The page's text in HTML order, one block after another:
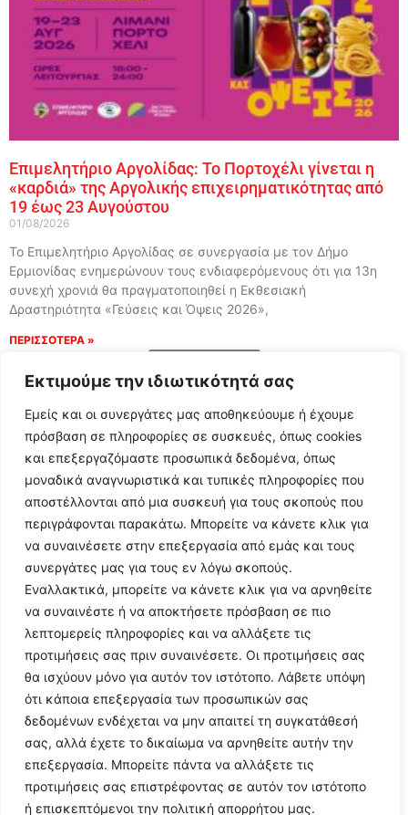
Εκτιμούμε την ιδιωτικότητά σας
Εμείς και οι συνεργάτες μας αποθηκεύουμε ή έχουμε
πρόσβαση σε πληροφορίες σε συσκευές, όπως cookies
και επεξεργαζόμαστε προσωπικά δεδομένα, όπως
μοναδικά αναγνωριστικά και τυπικές πληροφορίες που
αποστέλλονται από μια συσκευή για τους σκοπούς που
περιγράφονται παρακάτω. Μπορείτε να κάνετε κλικ για
να συναινέσετε στην επεξεργασία από εμάς και τους
συνεργάτες μας για τους εν λόγω σκοπούς.
Εναλλακτικά, μπορείτε να κάνετε κλικ για να αρνηθείτε
να συναινέστε ή να αποκτήσετε πρόσβαση σε πιο
λεπτομερείς πληροφορίες και να αλλάξετε τις
προτιμήσεις σας πριν συναινέσετε. Οι προτιμήσεις σας
θα ισχύουν μόνο για αυτόν τον ιστότοπο. Λάβετε υπόψη
ότι κάποια επεξεργασία των προσωπικών σας
δεδομένων ενδέχεται να μην απαιτεί τη συγκατάθεσή
σας, αλλά έχετε το δικαίωμα να αρνηθείτε αυτήν την
επεξεργασία. Μπορείτε πάντα να αλλάξετε τις
προτιμήσεις σας επιστρέφοντας σε αυτόν τον ιστότοπο
ή επισκεπτόμενοι την πολιτική απορρήτου μας.
Επιμελητήριο Αργολίδας: Το Πορτοχέλι γίνεται η
«καρδιά» της Αργολικής επιχειρηματικότητας από
19 έως 23 Αυγούστου
01/08/2026
Το Επιμελητήριο Αργολίδας σε συνεργασία με τον Δήμο
Ερμιονίδας ενημερώνουν τους ενδιαφερόμενους ότι για 13η
συνεχή χρονιά θα πραγματοποιηθεί η Εκθεσιακή
Δραστηριότητα «Γεύσεις και Όψεις 2026»,
ΠΕΡΙΣΣΟΤΕΡΑ »
Follow Us
© 2024 All Rights Reserved
Η ιστοσελίδαargolikianaptiksi.grείναι πιστοποιημένη στο
ηλεκτρονικό Μητρώο Ηλεκτρονικού Τύπου της ΓΓ Επικοινωνίας
και Ενημέρωσης (Αριθμός ΜΗΤ242062)